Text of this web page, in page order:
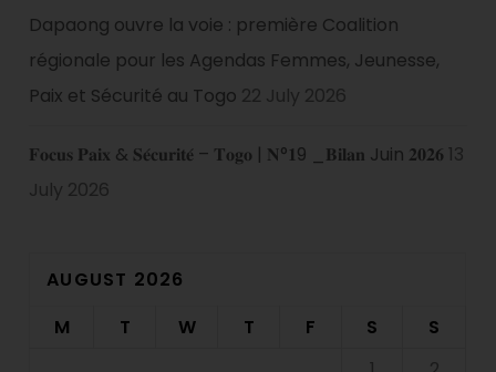
Dapaong ouvre la voie : première Coalition
régionale pour les Agendas Femmes, Jeunesse,
Paix et Sécurité au Togo 22 July 2026
𝐅𝐨𝐜𝐮𝐬 𝐏𝐚𝐢𝐱 & 𝐒𝐞́𝐜𝐮𝐫𝐢𝐭𝐞́ – 𝐓𝐨𝐠𝐨 | 𝐍°𝟏9 _𝐁𝐢𝐥𝐚𝐧 Juin 𝟐𝟎𝟐𝟔 13
July 2026
AUGUST 2026
M
T W T F S
S